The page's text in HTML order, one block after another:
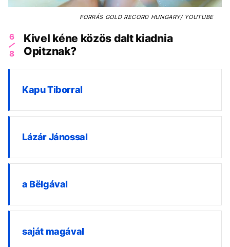
FORRÁS GOLD RECORD HUNGARY/ YOUTUBE
6
8
Kivel kéne közös dalt kiadnia
Opitznak?
Kapu Tiborral
Lázár Jánossal
a Bëlgával
saját magával